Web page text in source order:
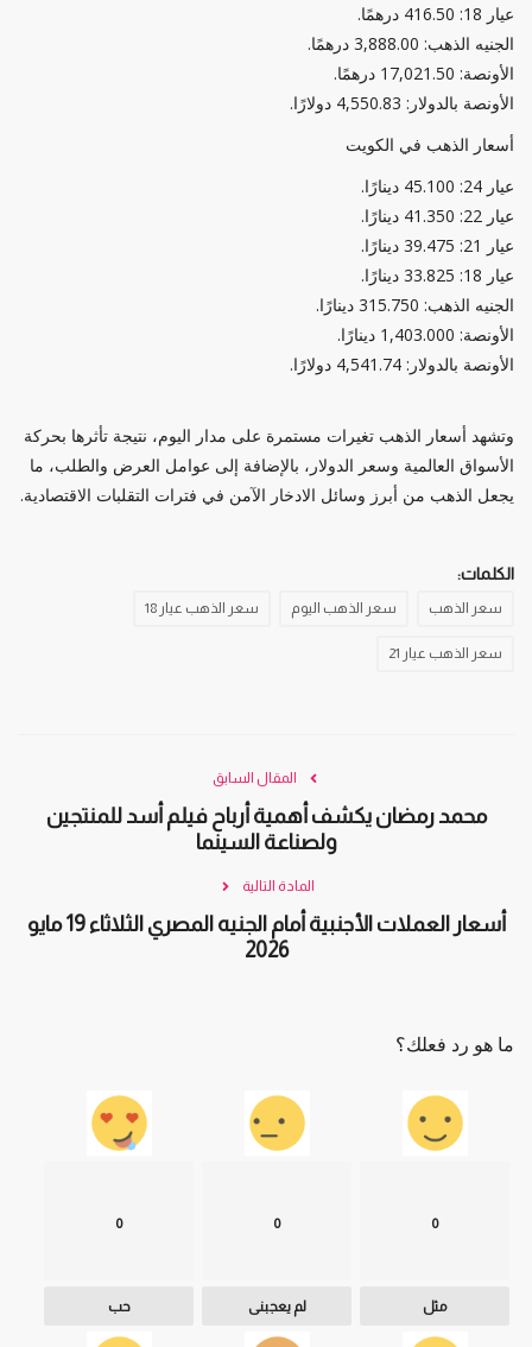
عيار 18: 416.50 درهمًا.
الجنيه الذهب: 3,888.00 درهمًا.
الأونصة: 17,021.50 درهمًا.
الأونصة بالدولار: 4,550.83 دولارًا.
أسعار الذهب في الكويت
عيار 24: 45.100 دينارًا.
عيار 22: 41.350 دينارًا.
عيار 21: 39.475 دينارًا.
عيار 18: 33.825 دينارًا.
الجنيه الذهب: 315.750 دينارًا.
الأونصة: 1,403.000 دينارًا.
الأونصة بالدولار: 4,541.74 دولارًا.
وتشهد أسعار الذهب تغيرات مستمرة على مدار اليوم، نتيجة تأثرها بحركة
الأسواق العالمية وسعر الدولار، بالإضافة إلى عوامل العرض والطلب، ما
يجعل الذهب من أبرز وسائل الادخار الآمن في فترات التقلبات الاقتصادية.
الكلمات:
سعر الذهب سعر الذهب اليوم سعر الذهب عيار 18
سعر الذهب عيار 21
المقال السابق
محمد رمضان يكشف أهمية أرباح فيلم أسد للمنتجين
ولصناعة السينما
المادة التالية
أسعار العملات الأجنبية أمام الجنيه المصري الثلاثاء 19 مايو
2026
ما هو رد فعلك؟
0
مثل
0
لم يعجبنى
0
حب